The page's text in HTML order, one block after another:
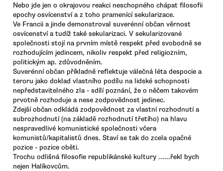
Nebo jde jen o okrajovou reakci neschopného chápat filosofii
epochy osvícenství a z toho pramenící sekularizace.
Ve Francii a jinde demonstroval suverénní občan věrnost
osvícenství a tudíž také sekularizaci. V sekularizované
společnosti stojí na prvním místě respekt před svobodně se
rozhodujícím jedincem, nikoliv respekt před religiozním,
politickým ap. zdůvodněním.
Suverénní občan příkladně reflektuje válečná léta despocie a
teroru jako doklad vlastního podílu na lidské schopnosti
nepředstavitelného zla - sdílí poznání, že o něčem takovém
prvotně rozhoduje a nese zodpovědnost jedinec.
Zdejší občan odkládá zodpovědnost za vlastní rozhodnutí a
subrozhodnutí (na základě rozhodnutí třetího) na hlavu
nespravedlivé komunistické společnosti včera
komunistů/kapitalistů dnes. Staví se tak do zcela opačné
pozice - pozice oběti.
Trochu odlišná filosofie republikánské kultury ......řekl bych
nejen Halíkovcům.